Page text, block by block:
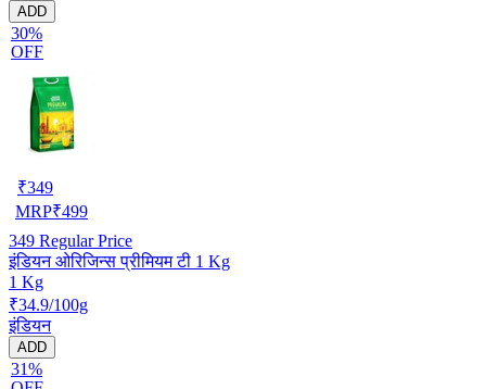
ADD
30%
OFF
₹349
MRP₹499
349 Regular Price
इंडियन ओरिजिन्स प्रीमियम टी 1 Kg
1 Kg
₹34.9/100g
इंडियन
ADD
31%